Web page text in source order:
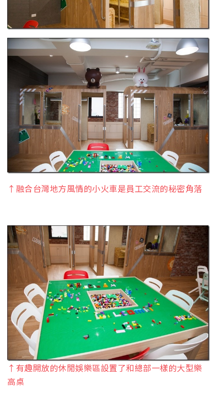
↑融合台灣地方風情的小火車是員工交流的秘密角落
↑有趣開放的休閒娛樂區設置了和總部一樣的大型樂
高桌